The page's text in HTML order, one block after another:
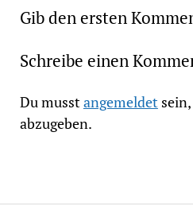
Gib den ersten
Schreibe einen
Du musst angemeldet
abzugeben.